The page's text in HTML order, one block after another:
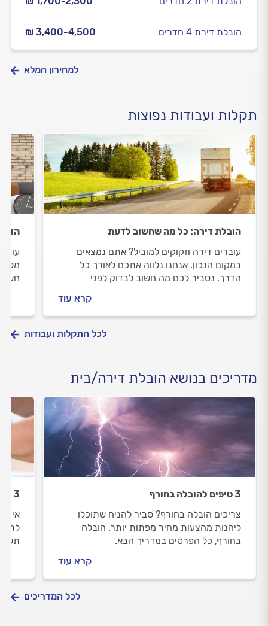
₪ 3,400-4,500 הובלת דירת 4 חדרים
למחירון המלא
תקלות ועבודות נפוצות
הובלת דירה: כל מה שחשוב לדעת
עוברים דירה וזקוקים למוביל? אתם נמצאים
במקום הנכון. אנחנו נלווה אתכם לאורך כל
הדרך, נסביר לכם מה חשוב לבדוק לפני
קרא עוד
לכל התקלות ועבודות
מדריכים בנושא הובלת דירה/בית
3 טיפים להובלה בחורף
צריכים הובלה בחורף? סביר להניח שתוכלו
ליהנות מהצעות מחיר מפתות יותר. הובלה
בחורף, כל הפרטים במדריך הבא.
קרא עוד
3 טיפים להוזלת מחיר ההובלה
איך
לתת
לכל המדריכים